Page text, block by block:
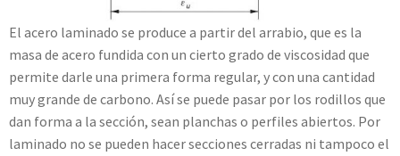
El acero laminado se produce a partir del arrabio, que es la
masa de acero fundida con un cierto grado de viscosidad que
permite darle una primera forma regular, y con una cantidad
muy grande de carbono. Así se puede pasar por los rodillos que
dan forma a la sección, sean planchas o perfiles abiertos. Por
laminado no se pueden hacer secciones cerradas ni tampoco el